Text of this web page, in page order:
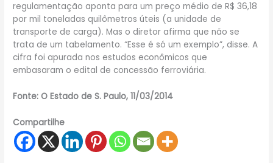
regulamentação aponta para um preço médio de R$ 36,18
por mil toneladas quilômetros úteis (a unidade de
transporte de carga). Mas o diretor afirma que não se
trata de um tabelamento. “Esse é só um exemplo”, disse. A
cifra foi apurada nos estudos econômicos que
embasaram o edital de concessão ferroviária.
Fonte: O Estado de S. Paulo, 11/03/2014
Compartilhe